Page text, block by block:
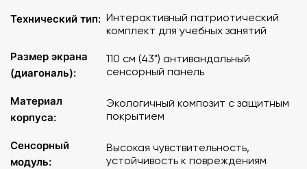
Установлена лицензионная операционная система,
комплект «офисных» программ, графический редактор,
возможность распознавания рукописного текста и
геометрических фигур
Программное обеспечение
учебные игры и задания, направленные на
формирование основ историко-патриотического и
Технический тип: Интерактивный патриотический
комплект для учебных занятий
Размер экрана
(диагональ):
110 см (43") антивандальный
сенсорный панель
Материал
корпуса:
Экологичный композит с защитным
покрытием
Сенсорный
модуль:
Высокая чувствительность,
устойчивость к повреждениям